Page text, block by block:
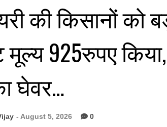
की किसानों को
925रुपए किया,
घेवर…
- August 5, 2026 0